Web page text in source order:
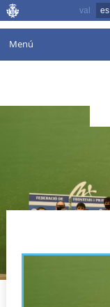
val es
Menú
Agenda
Valencia en deporte